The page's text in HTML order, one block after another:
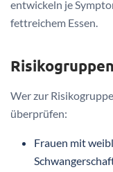
entwickeln je
fettreichem Essen.
Wer zur
überprüfen:
Frauen mit